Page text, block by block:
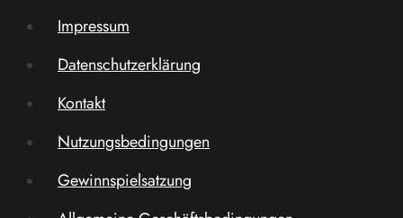
Impressum
Datenschutzerklärung
Kontakt
Nutzungsbedingungen
Gewinnspielsatzung